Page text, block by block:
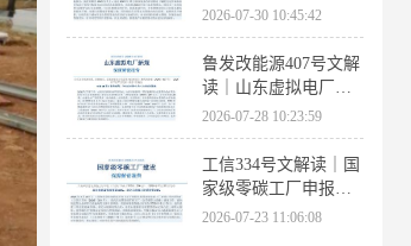
电价落地 电量电价下
调容量电价上调
2026-07-30 10:45:42
鲁发改能源407号文解
读｜山东虚拟电厂管
理办法全文 分布式光
伏打包入市规则详解
2026-07-28 10:23:59
工信334号文解读｜国
家级零碳工厂申报条
件、三大硬性指标、
2026-07-23 11:06:08